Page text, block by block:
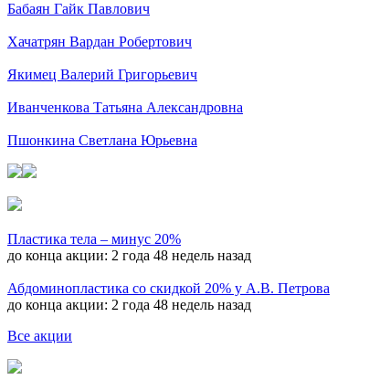
Бабаян Гайк Павлович
Хачатрян Вардан Робертович
Якимец Валерий Григорьевич
Иванченкова Татьяна Александровна
Пшонкина Светлана Юрьевна
Пластика тела – минус 20%
до конца акции: 2 года 48 недель назад
Абдоминопластика со скидкой 20% у А.В. Петрова
до конца акции: 2 года 48 недель назад
Все акции